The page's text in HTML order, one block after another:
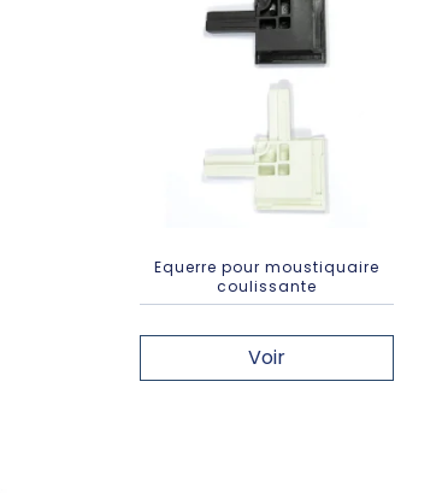
Equerre pour moustiquaire
coulissante
Voir